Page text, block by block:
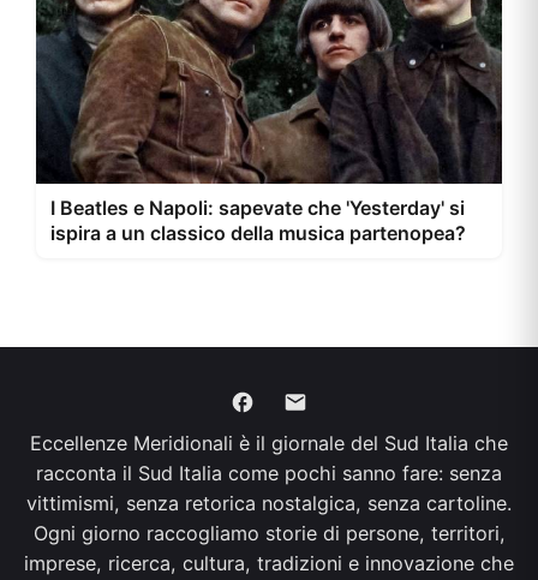
I Beatles e Napoli: sapevate che 'Yesterday' si
ispira a un classico della musica partenopea?
Eccellenze Meridionali è il giornale del Sud Italia che
racconta il Sud Italia come pochi sanno fare: senza
vittimismi, senza retorica nostalgica, senza cartoline.
Ogni giorno raccogliamo storie di persone, territori,
imprese, ricerca, cultura, tradizioni e innovazione che